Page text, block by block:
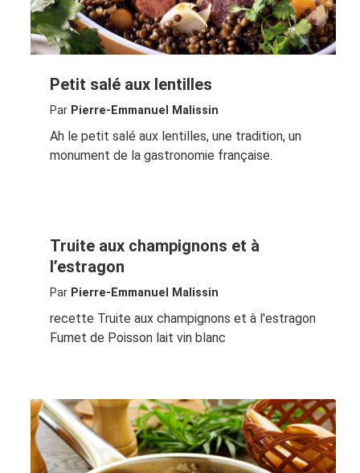
Petit salé aux lentilles
Par Pierre-Emmanuel Malissin
Ah le petit salé aux lentilles, une tradition, un
monument de la gastronomie française.
Truite aux champignons et à
l’estragon
Par Pierre-Emmanuel Malissin
recette Truite aux champignons et à l'estragon
Fumet de Poisson lait vin blanc